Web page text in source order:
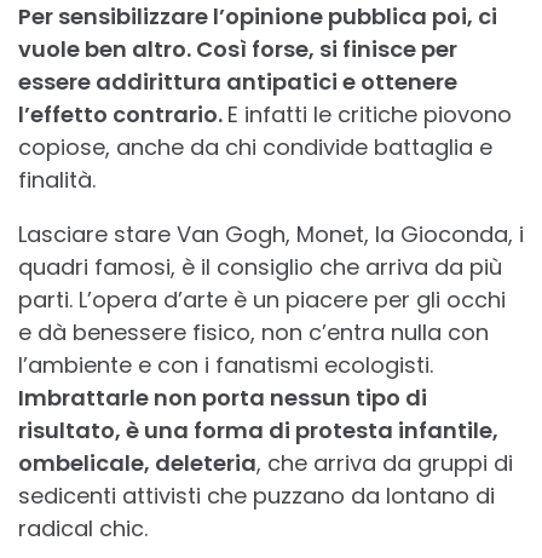
Per sensibilizzare l’opinione pubblica poi, ci
vuole ben altro. Così forse, si finisce per
essere addirittura antipatici e ottenere
l’effetto contrario. E infatti le critiche piovono
copiose, anche da chi condivide battaglia e
finalità.
Lasciare stare Van Gogh, Monet, la Gioconda, i
quadri famosi, è il consiglio che arriva da più
parti. L’opera d’arte è un piacere per gli occhi
e dà benessere fisico, non c’entra nulla con
l’ambiente e con i fanatismi ecologisti.
Imbrattarle non porta nessun tipo di
risultato, è una forma di protesta infantile,
ombelicale, deleteria, che arriva da gruppi di
sedicenti attivisti che puzzano da lontano di
radical chic.